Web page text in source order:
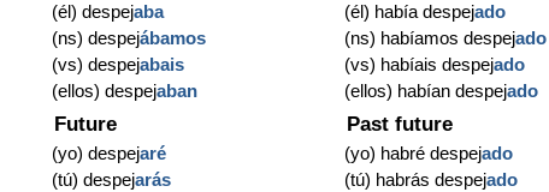
(él) despejaba
(ns) despejábamos
(vs) despejabais
(ellos) despejaban
(él) había despejado
(ns) habíamos despejado
(vs) habíais despejado
(ellos) habían despejado
Future
(yo) despejaré
(tú) despejarás
Past future
(yo) habré despejado
(tú) habrás despejado